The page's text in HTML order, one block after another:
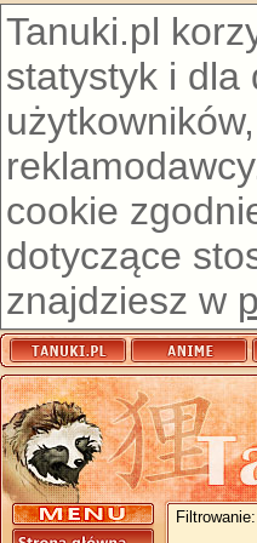
Tanuki.pl
statystyk i dla
cookie
dotyczące
znajdziesz w
Filtrowanie: